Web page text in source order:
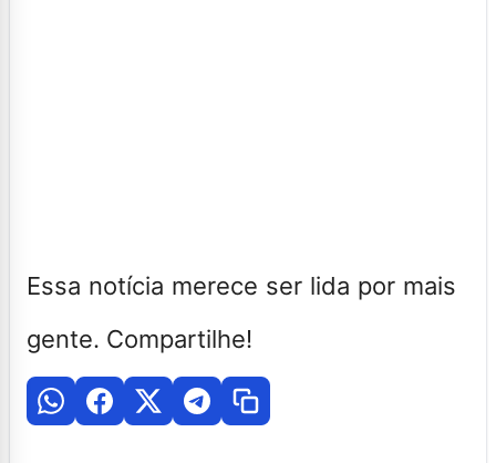
Essa notícia merece ser lida por mais
gente. Compartilhe!